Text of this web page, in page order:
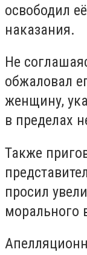
освободил
наказания.
Не
обжаловал
женщину,
в пределах
Также
просил
морального